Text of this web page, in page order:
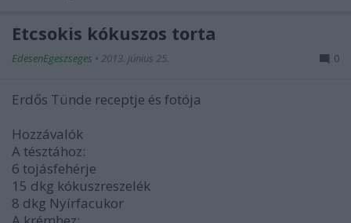
Étcsokis kókuszos torta
EdesenEgeszseges • 2013. június 25. 0
Erdős Tünde receptje és fotója
Hozzávalók
A tésztához:
6 tojásfehérje
15 dkg kókuszreszelék
8 dkg Nyírfacukor